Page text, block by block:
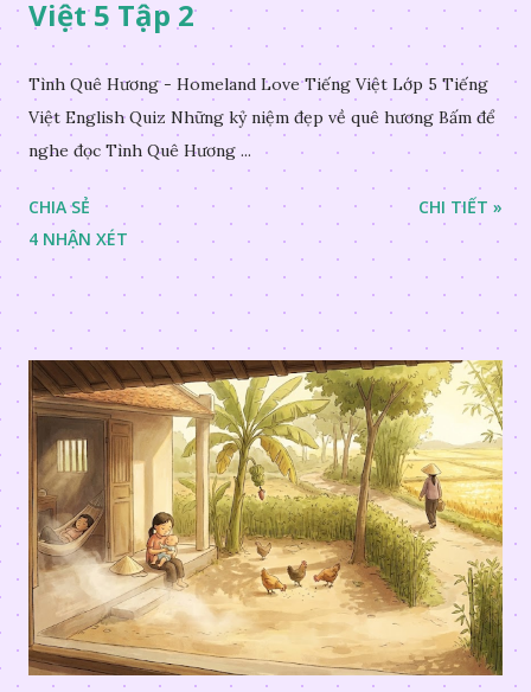
Việt 5 Tập 2
Tình Quê Hương - Homeland Love Tiếng Việt Lớp 5 Tiếng
Việt English Quiz Những kỷ niệm đẹp về quê hương Bấm để
nghe đọc Tình Quê Hương ...
CHIA SẺ
4 NHẬN XÉT
CHI TIẾT »